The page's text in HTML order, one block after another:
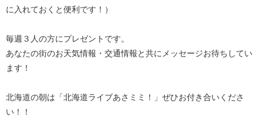
に入れておくと便利です！）
毎週３人の方にプレゼントです。
あなたの街のお天気情報・交通情報と共にメッセージお待ちしてい
ます！
北海道の朝は「北海道ライブあさミミ！」ぜひお付き合いくださ
い！！